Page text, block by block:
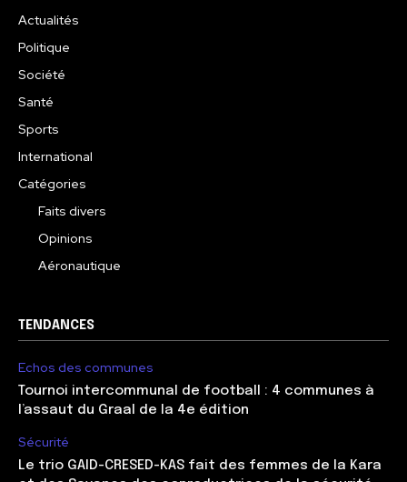
Actualités
Politique
Société
Santé
Sports
International
Catégories
Faits divers
Opinions
Aéronautique
TENDANCES
Echos des communes
Tournoi intercommunal de football : 4 communes à
l’assaut du Graal de la 4e édition
Sécurité
Le trio GAID-CRESED-KAS fait des femmes de la Kara